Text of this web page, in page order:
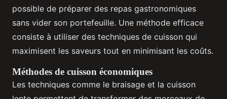
possible de préparer des repas gastronomiques
sans vider son portefeuille. Une méthode efficace
consiste à utiliser des techniques de cuisson qui
maximisent les saveurs tout en minimisant les coûts.
Méthodes de cuisson économiques
Les techniques comme le braisage et la cuisson